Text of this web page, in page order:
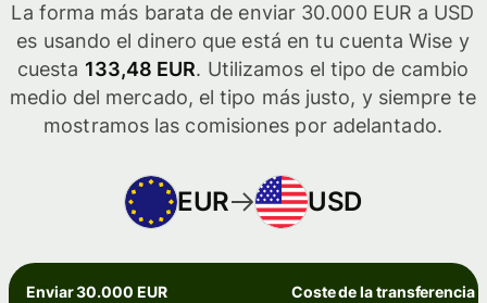
La forma más barata de enviar 30.000 EUR a USD
es usando el dinero que está en tu cuenta Wise y
cuesta 133,48 EUR. Utilizamos el tipo de cambio
medio del mercado, el tipo más justo, y siempre te
mostramos las comisiones por adelantado.
EUR USD
Enviar 30.000 EUR Coste de la transferencia